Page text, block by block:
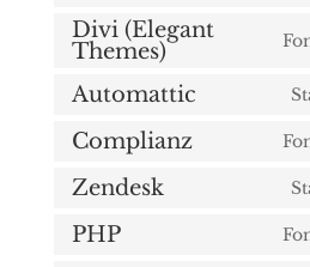
Divi (Elegant
Themes)
Automattic
Complianz
Zendesk
PHP